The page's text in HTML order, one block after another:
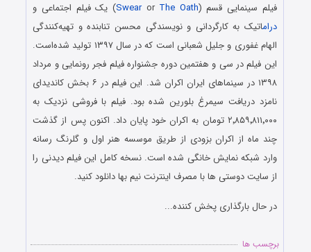
فیلم سینمایی قسم (
Swearor The Oath
) یک فیلم اجتماعی و
دراماتیک به کارگردانی و نویسندگی محسن تنابنده و تهیه‌کنندگی
الهام غفوری و جلیل شعبانی است که در سال ۱۳۹۷ تولید شده‌است.
این فیلم در سی و هفتمین دوره جشنواره فیلم فجر رونمایی و مرداد
۱۳۹۸ در سینماهای ایران اکران شد. این فیلم در ۶ بخش کاندیدای
نامزد دریافت سیمرغ بلورین شده بود. فیلم با فروشی نزدیک به
۲٬۸۵۹٬۸۱۱٬۰۰۰ تومان به اکران خود پایان داد. اکنون پس از گذشت
چند ماه از اکران بزودی از طریق موسسه هنر اول و گلرنگ رسانه
وارد شبکه نمایش خانگی شده است. نسخه کامل این فیلم دیدنی را
از سایت دوستی ها با مصرف اینترنت نیم بها دانلود کنید.
در حال بارگذاری پخش کننده...
برچسب ها